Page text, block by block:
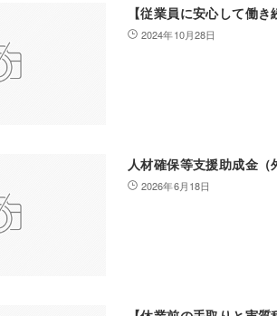
【従業員に安心して働
2024年10月28日
人材確保等支援助成金（
2026年6月18日